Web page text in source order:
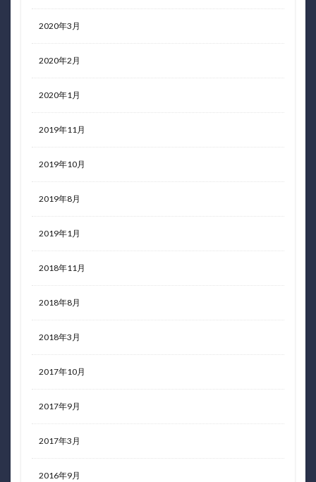
2020年3月
2020年2月
2020年1月
2019年11月
2019年10月
2019年8月
2019年1月
2018年11月
2018年8月
2018年3月
2017年10月
2017年9月
2017年3月
2016年9月